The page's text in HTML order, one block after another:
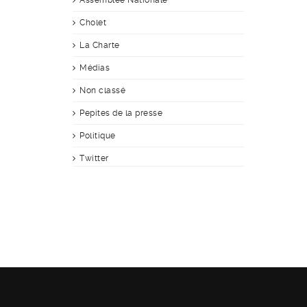
Cholet
La Charte
Médias
Non classé
Pepites de la presse
Politique
Twitter